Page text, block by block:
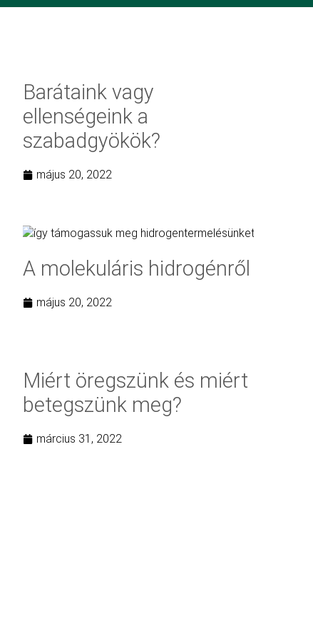
Barátaink vagy
ellenségeink a
szabadgyökök?
május 20, 2022
A molekuláris hidrogénről
május 20, 2022
Miért öregszünk és miért
betegszünk meg?
március 31, 2022